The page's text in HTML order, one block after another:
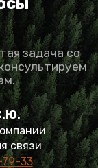
задача со
связи
33